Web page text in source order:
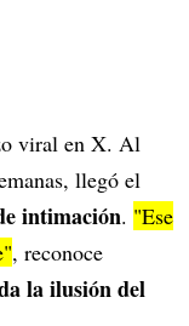
viral en X. Al
llegó el
intimación. "Ese
, reconoce
la ilusión del